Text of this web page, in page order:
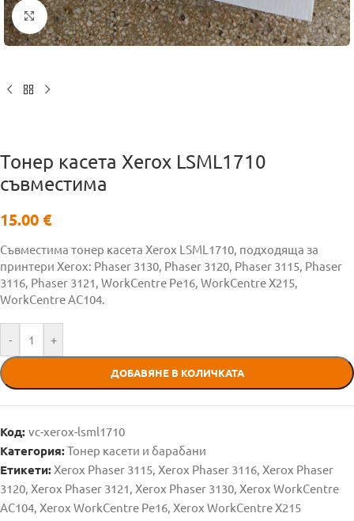
Кликнете за уголемяване
Тонер касета Xerox LSML1710
съвместима
15.00 €
Съвместима тонер касета Xerox LSML1710, подходяща за
принтери Xerox: Phaser 3130, Phaser 3120, Phaser 3115, Phaser
3116, Phaser 3121, WorkCentre Pe16, WorkCentre X215,
WorkCentre AC104.
- +
ДОБАВЯНЕ В КОЛИЧКАТА
Код: vc-xerox-lsml1710
Категория:Тонер касети и барабани
Етикети:Xerox Phaser 3115 Xerox Phaser 3116 Xerox Phaser
3120 Xerox Phaser 3121 Xerox Phaser 3130 Xerox WorkCentre
AC104 Xerox WorkCentre Pe16 Xerox WorkCentre X215